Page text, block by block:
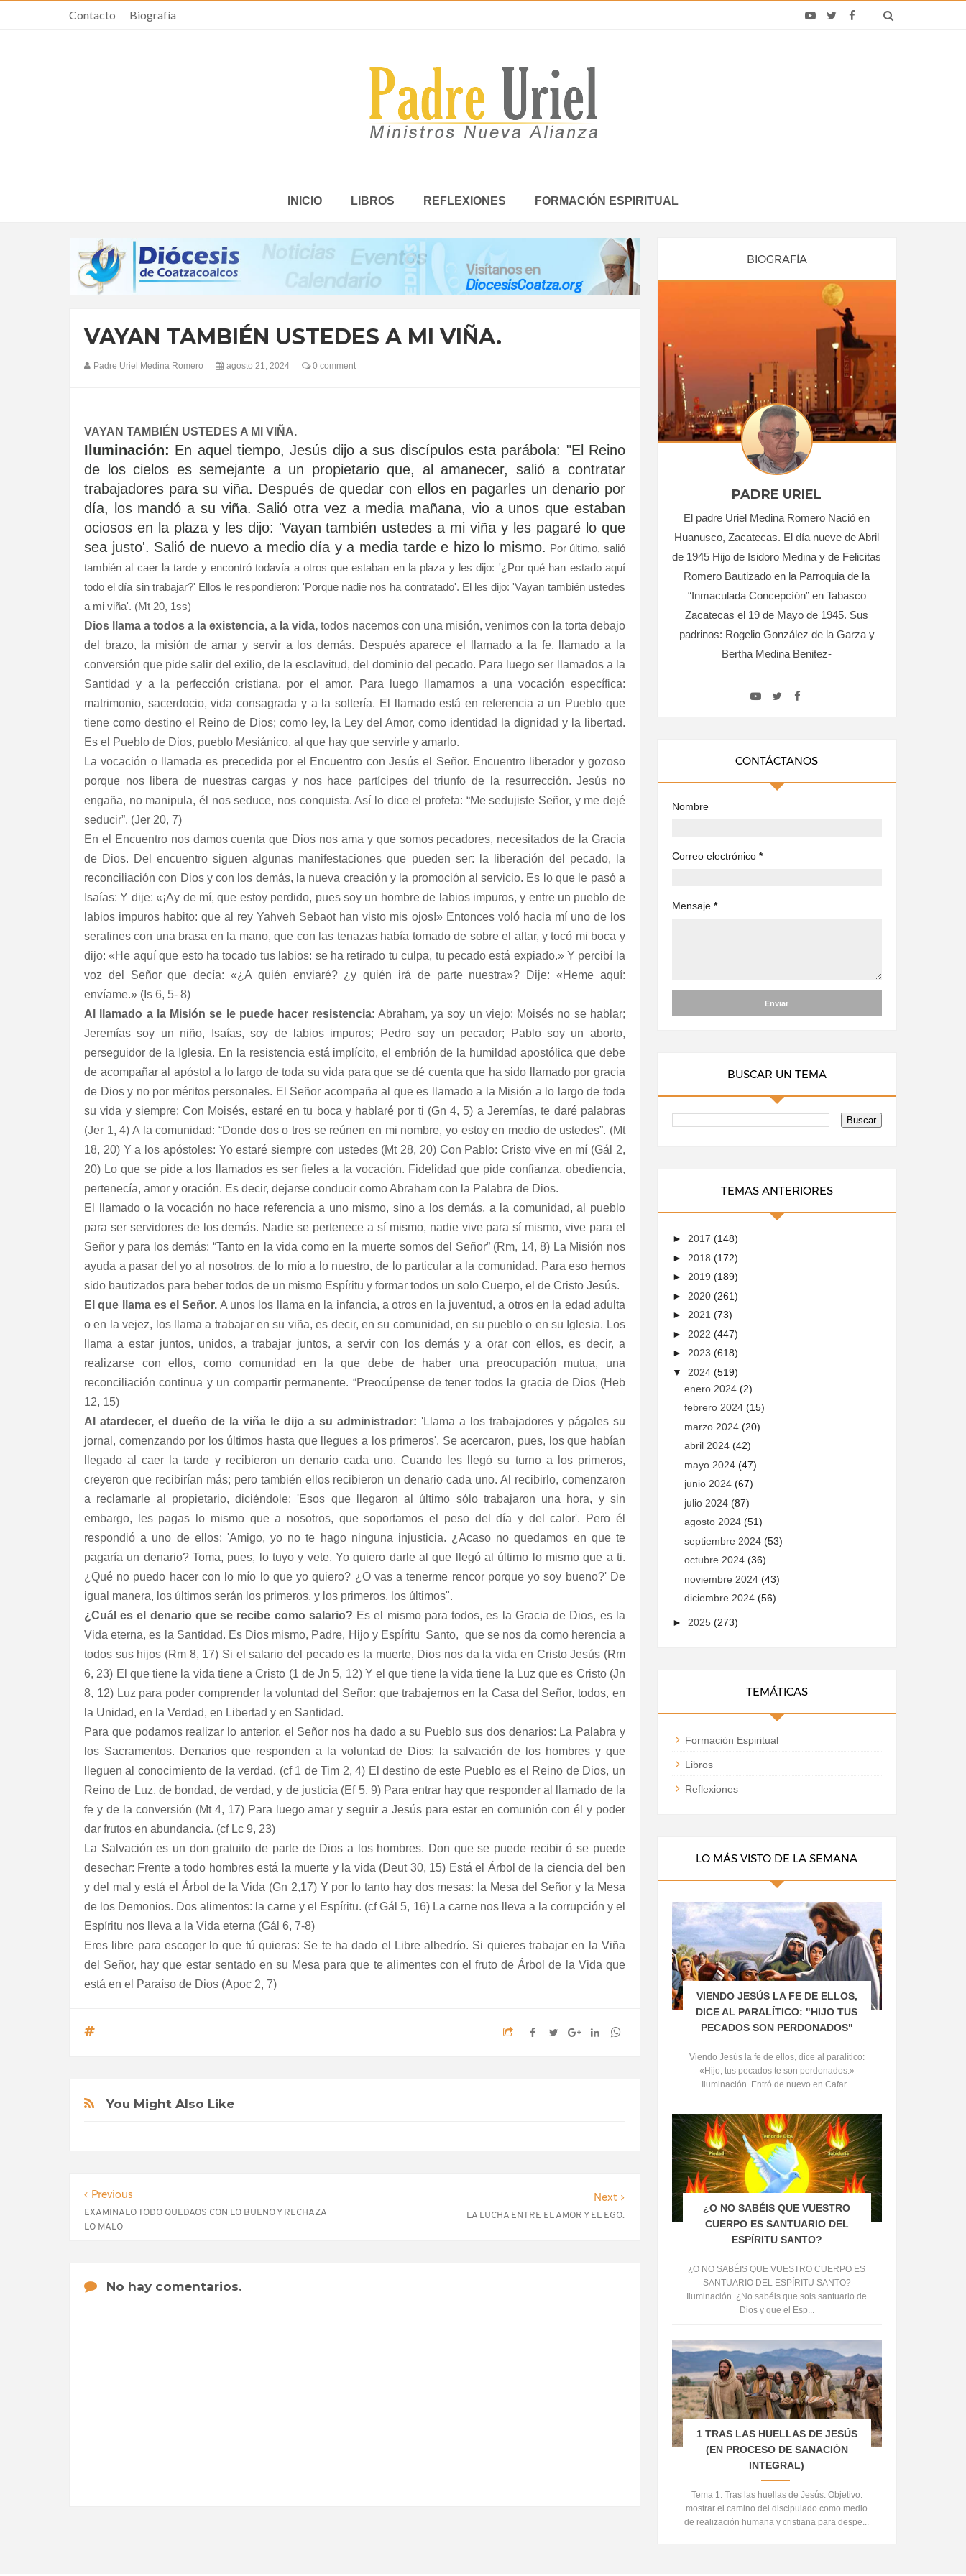
Contacto Biografía
INICIO LIBROS REFLEXIONES FORMACIÓN ESPIRITUAL
VAYAN TAMBIÉN USTEDES A MI VIÑA.
Padre Uriel Medina Romero agosto 21, 2024 0 comment
VAYAN TAMBIÉN USTEDES A MI VIÑA.
Iluminación: En aquel tiempo, Jesús dijo a sus discípulos esta parábola: "El Reino
de los cielos es semejante a un propietario que, al amanecer, salió a contratar
trabajadores para su viña. Después de quedar con ellos en pagarles un denario por
día, los mandó a su viña. Salió otra vez a media mañana, vio a unos que estaban
ociosos en la plaza y les dijo: 'Vayan también ustedes a mi viña y les pagaré lo que
sea justo'. Salió de nuevo a medio día y a media tarde e hizo lo mismo. Por último, salió
también al caer la tarde y encontró todavía a otros que estaban en la plaza y les dijo: '¿Por qué han estado aquí
todo el día sin trabajar?' Ellos le respondieron: 'Porque nadie nos ha contratado'. El les dijo: 'Vayan también ustedes
a mi viña'. (Mt 20, 1ss)
Dios llama a todos a la existencia, a la vida, todos nacemos con una misión, venimos con la torta debajo
del brazo, la misión de amar y servir a los demás. Después aparece el llamado a la fe, llamado a la
conversión que pide salir del exilio, de la esclavitud, del dominio del pecado. Para luego ser llamados a la
Santidad y a la perfección cristiana, por el amor. Para luego llamarnos a una vocación específica:
matrimonio, sacerdocio, vida consagrada y a la soltería. El llamado está en referencia a un Pueblo que
tiene como destino el Reino de Dios; como ley, la Ley del Amor, como identidad la dignidad y la libertad.
Es el Pueblo de Dios, pueblo Mesiánico, al que hay que servirle y amarlo.
La vocación o llamada es precedida por el Encuentro con Jesús el Señor. Encuentro liberador y gozoso
porque nos libera de nuestras cargas y nos hace partícipes del triunfo de la resurrección. Jesús no
engaña, no manipula, él nos seduce, nos conquista. Así lo dice el profeta: “Me sedujiste Señor, y me dejé
seducir”. (Jer 20, 7)
En el Encuentro nos damos cuenta que Dios nos ama y que somos pecadores, necesitados de la Gracia
de Dios. Del encuentro siguen algunas manifestaciones que pueden ser: la liberación del pecado, la
reconciliación con Dios y con los demás, la nueva creación y la promoción al servicio. Es lo que le pasó a
Isaías: Y dije: «¡Ay de mí, que estoy perdido, pues soy un hombre de labios impuros, y entre un pueblo de
labios impuros habito: que al rey Yahveh Sebaot han visto mis ojos!» Entonces voló hacia mí uno de los
serafines con una brasa en la mano, que con las tenazas había tomado de sobre el altar, y tocó mi boca y
dijo: «He aquí que esto ha tocado tus labios: se ha retirado tu culpa, tu pecado está expiado.» Y percibí la
voz del Señor que decía: «¿A quién enviaré? ¿y quién irá de parte nuestra»? Dije: «Heme aquí:
envíame.» (Is 6, 5- 8)
Al llamado a la Misión se le puede hacer resistencia: Abraham, ya soy un viejo: Moisés no se hablar;
Jeremías soy un niño, Isaías, soy de labios impuros; Pedro soy un pecador; Pablo soy un aborto,
perseguidor de la Iglesia. En la resistencia está implícito, el embrión de la humildad apostólica que debe
de acompañar al apóstol a lo largo de toda su vida para que se dé cuenta que ha sido llamado por gracia
de Dios y no por méritos personales. El Señor acompaña al que es llamado a la Misión a lo largo de toda
su vida y siempre: Con Moisés, estaré en tu boca y hablaré por ti (Gn 4, 5) a Jeremías, te daré palabras
(Jer 1, 4) A la comunidad: “Donde dos o tres se reúnen en mi nombre, yo estoy en medio de ustedes”. (Mt
18, 20) Y a los apóstoles: Yo estaré siempre con ustedes (Mt 28, 20) Con Pablo: Cristo vive en mí (Gál 2,
20) Lo que se pide a los llamados es ser fieles a la vocación. Fidelidad que pide confianza, obediencia,
pertenecía, amor y oración. Es decir, dejarse conducir como Abraham con la Palabra de Dios.
El llamado o la vocación no hace referencia a uno mismo, sino a los demás, a la comunidad, al pueblo
para ser servidores de los demás. Nadie se pertenece a sí mismo, nadie vive para sí mismo, vive para el
Señor y para los demás: “Tanto en la vida como en la muerte somos del Señor” (Rm, 14, 8) La Misión nos
ayuda a pasar del yo al nosotros, de lo mío a lo nuestro, de lo particular a la comunidad. Para eso hemos
sido bautizados para beber todos de un mismo Espíritu y formar todos un solo Cuerpo, el de Cristo Jesús.
El que llama es el Señor. A unos los llama en la infancia, a otros en la juventud, a otros en la edad adulta
o en la vejez, los llama a trabajar en su viña, es decir, en su comunidad, en su pueblo o en su Iglesia. Los
llama a estar juntos, unidos, a trabajar juntos, a servir con los demás y a orar con ellos, es decir, a
realizarse con ellos, como comunidad en la que debe de haber una preocupación mutua, una
reconciliación continua y un compartir permanente. “Preocúpense de tener todos la gracia de Dios (Heb
12, 15)
Al atardecer, el dueño de la viña le dijo a su administrador: 'Llama a los trabajadores y págales su
jornal, comenzando por los últimos hasta que llegues a los primeros'. Se acercaron, pues, los que habían
llegado al caer la tarde y recibieron un denario cada uno. Cuando les llegó su turno a los primeros,
creyeron que recibirían más; pero también ellos recibieron un denario cada uno. Al recibirlo, comenzaron
a reclamarle al propietario, diciéndole: 'Esos que llegaron al último sólo trabajaron una hora, y sin
embargo, les pagas lo mismo que a nosotros, que soportamos el peso del día y del calor'. Pero él
respondió a uno de ellos: 'Amigo, yo no te hago ninguna injusticia. ¿Acaso no quedamos en que te
pagaría un denario? Toma, pues, lo tuyo y vete. Yo quiero darle al que llegó al último lo mismo que a ti.
¿Qué no puedo hacer con lo mío lo que yo quiero? ¿O vas a tenerme rencor porque yo soy bueno?' De
igual manera, los últimos serán los primeros, y los primeros, los últimos".
¿Cuál es el denario que se recibe como salario? Es el mismo para todos, es la Gracia de Dios, es la
Vida eterna, es la Santidad. Es Dios mismo, Padre, Hijo y Espíritu Santo, que se nos da como herencia a
todos sus hijos (Rm 8, 17) Si el salario del pecado es la muerte, Dios nos da la vida en Cristo Jesús (Rm
6, 23) El que tiene la vida tiene a Cristo (1 de Jn 5, 12) Y el que tiene la vida tiene la Luz que es Cristo (Jn
8, 12) Luz para poder comprender la voluntad del Señor: que trabajemos en la Casa del Señor, todos, en
la Unidad, en la Verdad, en Libertad y en Santidad.
Para que podamos realizar lo anterior, el Señor nos ha dado a su Pueblo sus dos denarios: La Palabra y
los Sacramentos. Denarios que responden a la voluntad de Dios: la salvación de los hombres y que
lleguen al conocimiento de la verdad. (cf 1 de Tim 2, 4) El destino de este Pueblo es el Reino de Dios, un
Reino de Luz, de bondad, de verdad, y de justicia (Ef 5, 9) Para entrar hay que responder al llamado de la
fe y de la conversión (Mt 4, 17) Para luego amar y seguir a Jesús para estar en comunión con él y poder
dar frutos en abundancia. (cf Lc 9, 23)
La Salvación es un don gratuito de parte de Dios a los hombres. Don que se puede recibir ó se puede
desechar: Frente a todo hombres está la muerte y la vida (Deut 30, 15) Está el Árbol de la ciencia del ben
y del mal y está el Árbol de la Vida (Gn 2,17) Y por lo tanto hay dos mesas: la Mesa del Señor y la Mesa
de los Demonios. Dos alimentos: la carne y el Espíritu. (cf Gál 5, 16) La carne nos lleva a la corrupción y el
Espíritu nos lleva a la Vida eterna (Gál 6, 7-8)
Eres libre para escoger lo que tú quieras: Se te ha dado el Libre albedrío. Si quieres trabajar en la Viña
del Señor, hay que estar sentado en su Mesa para que te alimentes con el fruto de Árbol de la Vida que
está en el Paraíso de Dios (Apoc 2, 7)
You Might Also Like
Next
LA LUCHA ENTRE EL AMOR Y EL EGO.
Previous
EXAMINALO TODO QUEDAOS CON LO BUENO Y RECHAZA
LO MALO
No hay comentarios.
BIOGRAFÍA
PADRE URIEL
El padre Uriel Medina Romero Nació en
Huanusco, Zacatecas. El día nueve de Abril
de 1945 Hijo de Isidoro Medina y de Felicitas
Romero Bautizado en la Parroquia de la
“Inmaculada Concepcíón” en Tabasco
Zacatecas el 19 de Mayo de 1945. Sus
padrinos: Rogelio González de la Garza y
Bertha Medina Benitez-
CONTÁCTANOS
Nombre
Correo electrónico *
Mensaje *
BUSCAR UN TEMA
TEMAS ANTERIORES
► 2017 (148)
► 2018 (172)
► 2019 (189)
► 2020 (261)
► 2021 (73)
► 2022 (447)
► 2023 (618)
▼ 2024 (519)
enero 2024 (2)
febrero 2024 (15)
marzo 2024 (20)
abril 2024 (42)
mayo 2024 (47)
junio 2024 (67)
julio 2024 (87)
agosto 2024 (51)
septiembre 2024 (53)
octubre 2024 (36)
noviembre 2024 (43)
diciembre 2024 (56)
► 2025 (273)
TEMÁTICAS
Formación Espiritual
Libros
Reflexiones
LO MÁS VISTO DE LA SEMANA
VIENDO JESÚS LA FE DE ELLOS,
DICE AL PARALÍTICO: "HIJO TUS
PECADOS SON PERDONADOS"
Viendo Jesús la fe de ellos, dice al paralítico:
«Hijo, tus pecados te son perdonados.»
Iluminación. Entró de nuevo en Cafar...
¿O NO SABÉIS QUE VUESTRO
CUERPO ES SANTUARIO DEL
ESPÍRITU SANTO?
¿O NO SABÉIS QUE VUESTRO CUERPO ES
SANTUARIO DEL ESPÍRITU SANTO?
Iluminación. ¿No sabéis que sois santuario de
Dios y que el Esp...
1 TRAS LAS HUELLAS DE JESÚS
(EN PROCESO DE SANACIÓN
INTEGRAL)
Tema 1. Tras las huellas de Jesús. Objetivo:
mostrar el camino del discipulado como medio
de realización humana y cristiana para despe...